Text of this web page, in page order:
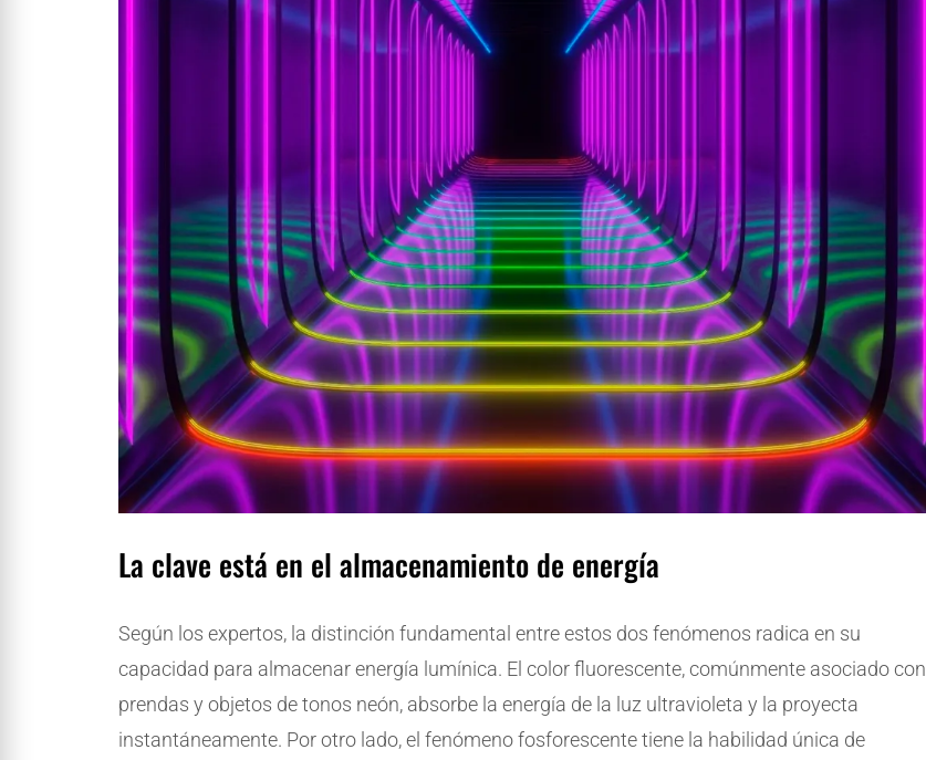
La clave está en el almacenamiento de energía
Según los expertos, la distinción fundamental entre estos dos fenómenos radica en su
capacidad para almacenar energía lumínica. El color fluorescente, comúnmente asociado con
prendas y objetos de tonos neón, absorbe la energía de la luz ultravioleta y la proyecta
instantáneamente. Por otro lado, el fenómeno fosforescente tiene la habilidad única de